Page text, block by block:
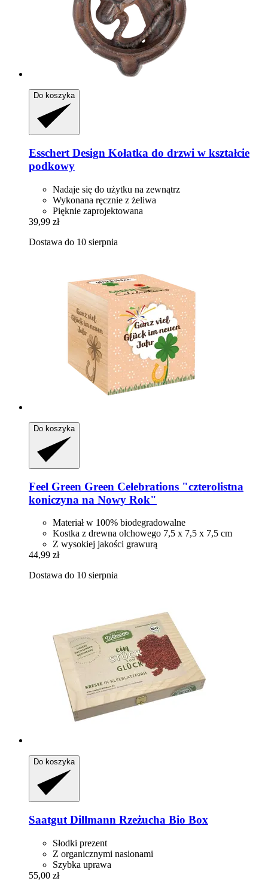
Do koszyka
Esschert Design Kołatka do drzwi w kształcie
podkowy
Nadaje się do użytku na zewnątrz
Wykonana ręcznie z żeliwa
Pięknie zaprojektowana
39,99 zł
Dostawa do 10 sierpnia
Do koszyka
Feel Green Green Celebrations "czterolistna
koniczyna na Nowy Rok"
Materiał w 100% biodegradowalne
Kostka z drewna olchowego 7,5 x 7,5 x 7,5 cm
Z wysokiej jakości grawurą
44,99 zł
Dostawa do 10 sierpnia
Do koszyka
Saatgut Dillmann Rzeżucha Bio Box
Słodki prezent
Z organicznymi nasionami
Szybka uprawa
55,00 zł